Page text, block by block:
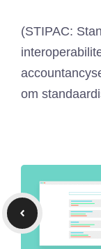
(STIPAC:
om